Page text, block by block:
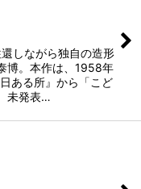
しながら独自の造形
博。本作は、1958年
ある所』から「こど
未発表…